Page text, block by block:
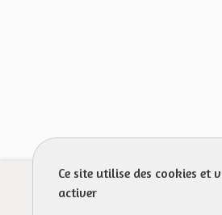
Ce site utilise des cookies et
activer